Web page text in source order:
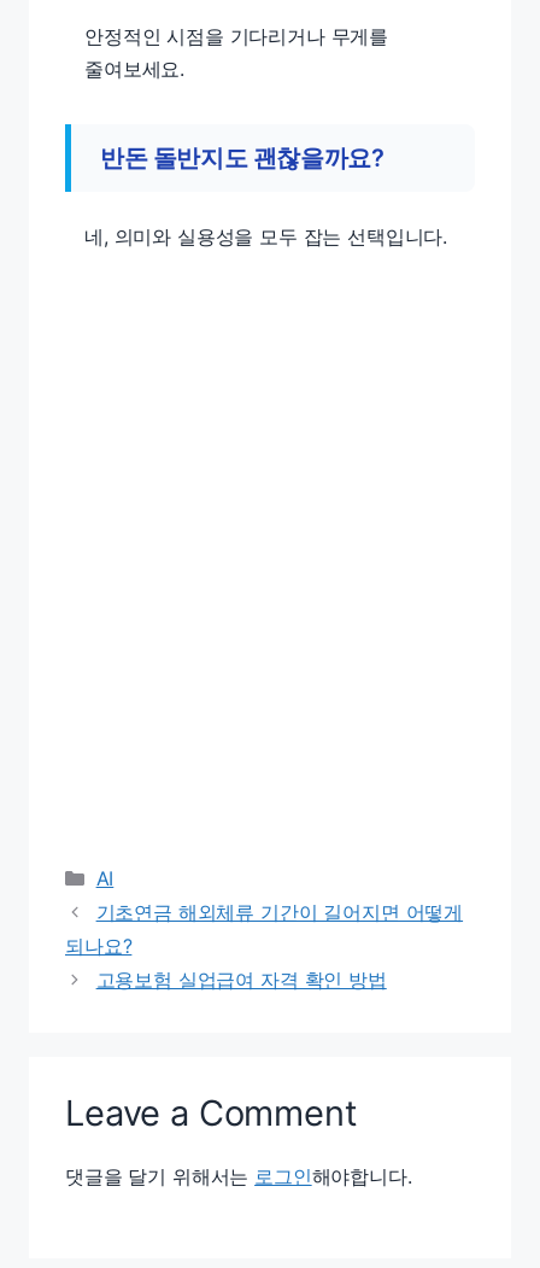
안정적인 시점을 기다리거나 무게를
줄여보세요.
반돈 돌반지도 괜찮을까요?
네, 의미와 실용성을 모두 잡는 선택입니다.
Categories
AI
기초연금 해외체류 기간이 길어지면 어떻게
되나요?
고용보험 실업급여 자격 확인 방법
Leave a Comment
댓글을 달기 위해서는 로그인해야합니다.